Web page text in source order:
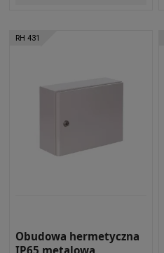
RH 431
Obudowa hermetyczna
IP65 metalowa